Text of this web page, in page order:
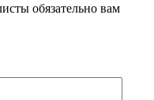
обязательно вам